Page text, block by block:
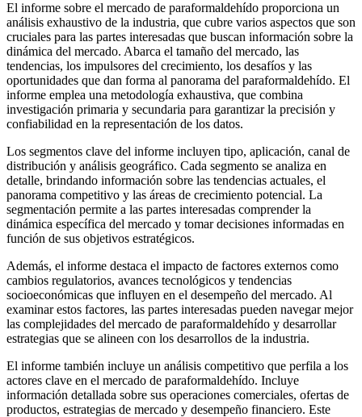
El informe sobre el mercado de paraformaldehído proporciona un
análisis exhaustivo de la industria, que cubre varios aspectos que son
cruciales para las partes interesadas que buscan información sobre la
dinámica del mercado. Abarca el tamaño del mercado, las
tendencias, los impulsores del crecimiento, los desafíos y las
oportunidades que dan forma al panorama del paraformaldehído. El
informe emplea una metodología exhaustiva, que combina
investigación primaria y secundaria para garantizar la precisión y
confiabilidad en la representación de los datos.
Los segmentos clave del informe incluyen tipo, aplicación, canal de
distribución y análisis geográfico. Cada segmento se analiza en
detalle, brindando información sobre las tendencias actuales, el
panorama competitivo y las áreas de crecimiento potencial. La
segmentación permite a las partes interesadas comprender la
dinámica específica del mercado y tomar decisiones informadas en
función de sus objetivos estratégicos.
Además, el informe destaca el impacto de factores externos como
cambios regulatorios, avances tecnológicos y tendencias
socioeconómicas que influyen en el desempeño del mercado. Al
examinar estos factores, las partes interesadas pueden navegar mejor
las complejidades del mercado de paraformaldehído y desarrollar
estrategias que se alineen con los desarrollos de la industria.
El informe también incluye un análisis competitivo que perfila a los
actores clave en el mercado de paraformaldehído. Incluye
información detallada sobre sus operaciones comerciales, ofertas de
productos, estrategias de mercado y desempeño financiero. Este